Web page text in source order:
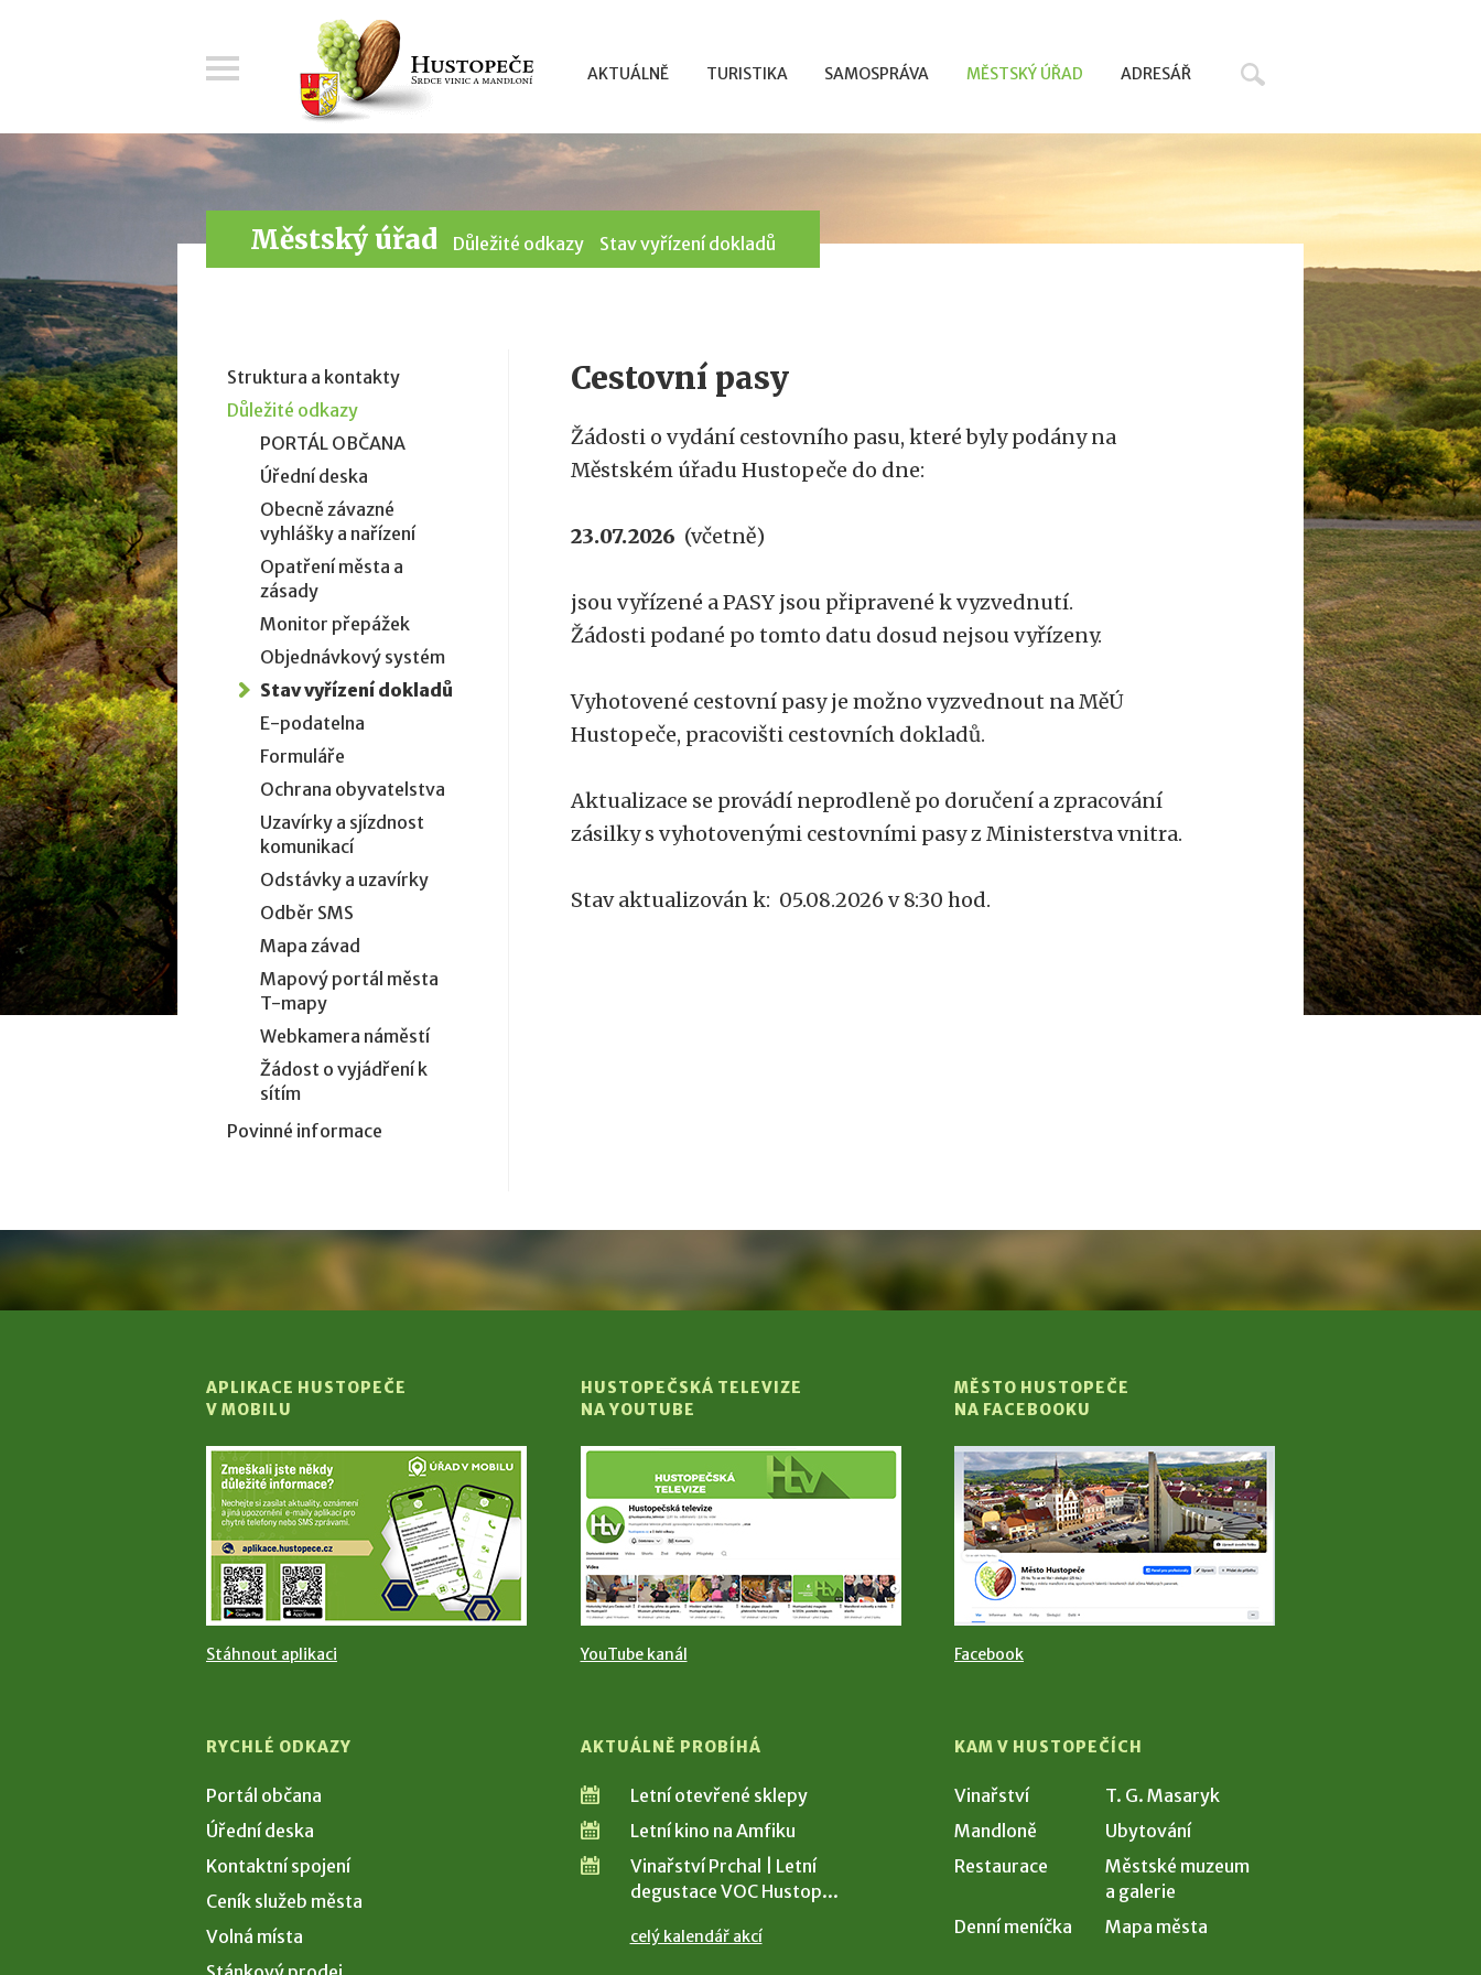
AKTUÁLNĚ TURISTIKA SAMOSPRÁVA MĚSTSKÝ ÚŘAD ADRESÁŘ
Městský úřad Důležité odkazy Stav vyřízení dokladů
Cestovní pasy
Žádosti o vydání cestovního pasu, které byly podány na
Městském úřadu Hustopeče do dne:
23.07.2026 (včetně)
jsou vyřízené a PASY jsou připravené k vyzvednutí.
Žádosti podané po tomto datu dosud nejsou vyřízeny.
Vyhotovené cestovní pasy je možno vyzvednout na MěÚ
Hustopeče, pracovišti cestovních dokladů.
Aktualizace se provádí neprodleně po doručení a zpracování
zásilky s vyhotovenými cestovními pasy z Ministerstva vnitra.
Stav aktualizován k: 05.08.2026 v 8:30 hod.
Struktura a kontakty
Důležité odkazy
PORTÁL OBČANA
Úřední deska
Obecně závazné
vyhlášky a nařízení
Opatření města a
zásady
Monitor přepážek
Objednávkový systém
Stav vyřízení dokladů
E-podatelna
Formuláře
Ochrana obyvatelstva
Uzavírky a sjízdnost
komunikací
Odstávky a uzavírky
Odběr SMS
Mapa závad
Mapový portál města
T-mapy
Webkamera náměstí
Žádost o vyjádření k
sítím
Povinné informace
APLIKACE HUSTOPEČE
V MOBILU
Stáhnout aplikaci
HUSTOPEČSKÁ TELEVIZE
NA YOUTUBE
YouTube kanál
MĚSTO HUSTOPEČE
NA FACEBOOKU
Facebook
RYCHLÉ ODKAZY
Portál občana
Úřední deska
Kontaktní spojení
Ceník služeb města
Volná místa
AKTUÁLNĚ PROBÍHÁ
Letní otevřené sklepy
Letní kino na Amfiku
Vinařství Prchal | Letní
degustace VOC Hustop...
celý kalendář akcí
KAM V HUSTOPEČÍCH
Vinařství
T. G. Masaryk
Mandloně
Ubytování
Restaurace
Městské muzeum
a galerie
Denní meníčka
Mapa města